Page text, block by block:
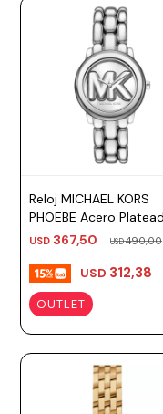
Reloj MICHAEL KORS
PHOEBE Acero
Esfera 36mm
USD 367,50 USD490,00
USD 312,38
OUTLET